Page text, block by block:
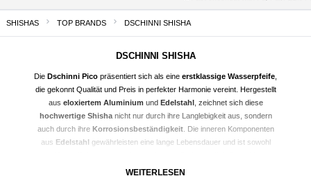
SHISHAS TOP BRANDS DSCHINNI SHISHA
DSCHINNI SHISHA
Die Dschinni Pico präsentiert sich als eine erstklassige Wasserpfeife
die gekonnt Qualität und Preis in perfekter Harmonie vereint. Hergestellt
aus eloxiertem Aluminium und Edelstahl
, zeichnet sich diese
hochwertige Shisha nicht nur durch ihre Langlebigkeit aus, sondern
auch durch ihre Korrosionsbeständigkeit. Die inneren Komponenten
aus Edelstahl
gewährleisten eine lange Lebensdauer und ist sowohl
gefertigt.
WEITERLESEN